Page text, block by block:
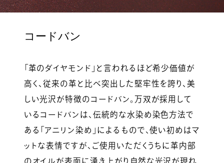
コードバン
「革のダイヤモンド」と言われるほど希少価値が
高く、従来の革と比べ突出した堅牢性を誇り、美
しい光沢が特徴のコードバン。万双が採用して
いるコードバンは、伝統的な水染め染色方法で
ある「アニリン染め」によるもので、使い初めはマ
ットな表情ですが、ご使用いただくうちに革内部
のオイルが表面に湧き上がり自然な光沢が現れ